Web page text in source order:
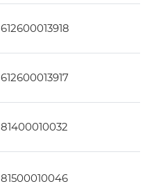
612600013918
612600013917
81400010032
81500010046